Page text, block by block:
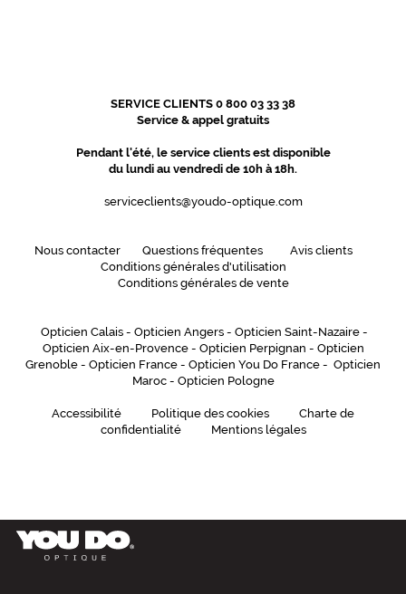
SERVICE CLIENTS 0 800 03 33 38
Service & appel gratuits
Pendant l'été, le service clients est disponible
du lundi au vendredi de 10h à 18h.
serviceclients@youdo-optique.com
Nous contacter Questions fréquentes
Avis clients
Conditions générales d'utilisation
Conditions générales de vente
Opticien Calais - Opticien Angers - Opticien Saint-Nazaire -
Opticien Aix-en-Provence- Opticien Perpignan - Opticien
Grenoble - Opticien France - Opticien You Do France - Opticien
Maroc- Opticien Pologne
Accessibilité Politique des cookies
Charte de
confidentialité
Mentions légales